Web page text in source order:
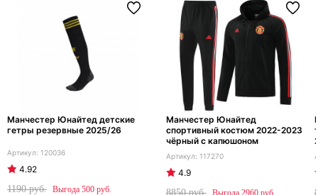
Манчестер Юнайтед детские
гетры резервные 2025/26
120036
4.92
1190
500
Манчестер Юнайтед
спортивный костюм 2022-2023
чёрный с капюшоном
117270
4.9
8850